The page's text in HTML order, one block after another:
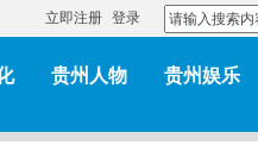
立即注册 登录
贵州人物 贵州娱乐